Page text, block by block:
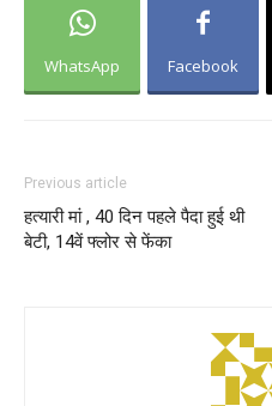
WhatsApp Facebook
Previous article
हत्यारी मां , 40 दिन पहले पैदा हुई थी
बेटी, 14वें फ्लोर से फेंका